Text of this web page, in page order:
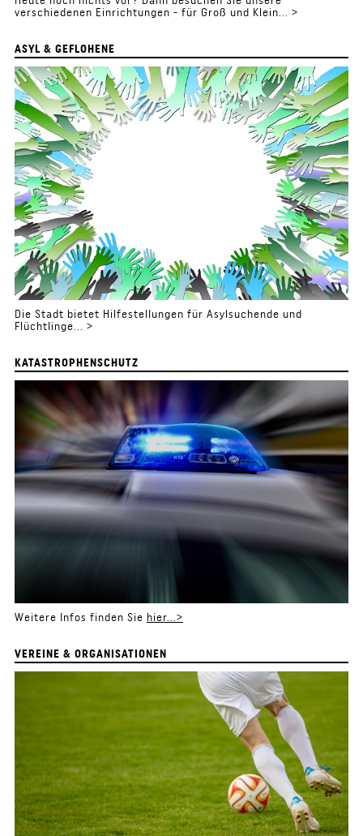
verschiedenen Einrichtungen - für Groß und Klein... >
ASYL & GEFLOHENE
Die Stadt bietet Hilfestellungen für Asylsuchende und
Flüchtlinge... >
KATASTROPHENSCHUTZ
Weitere Infos finden Sie hier...>
VEREINE & ORGANISATIONEN